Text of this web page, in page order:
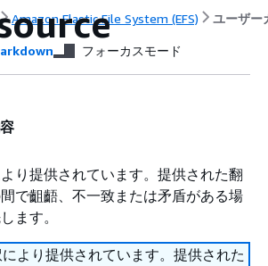
Amazon Elastic File System (EFS) ユーザー
フォーカスモード
り提供されています。提供された翻
で齟齬、不一致または矛盾がある場
ます。
より提供されています。提供された